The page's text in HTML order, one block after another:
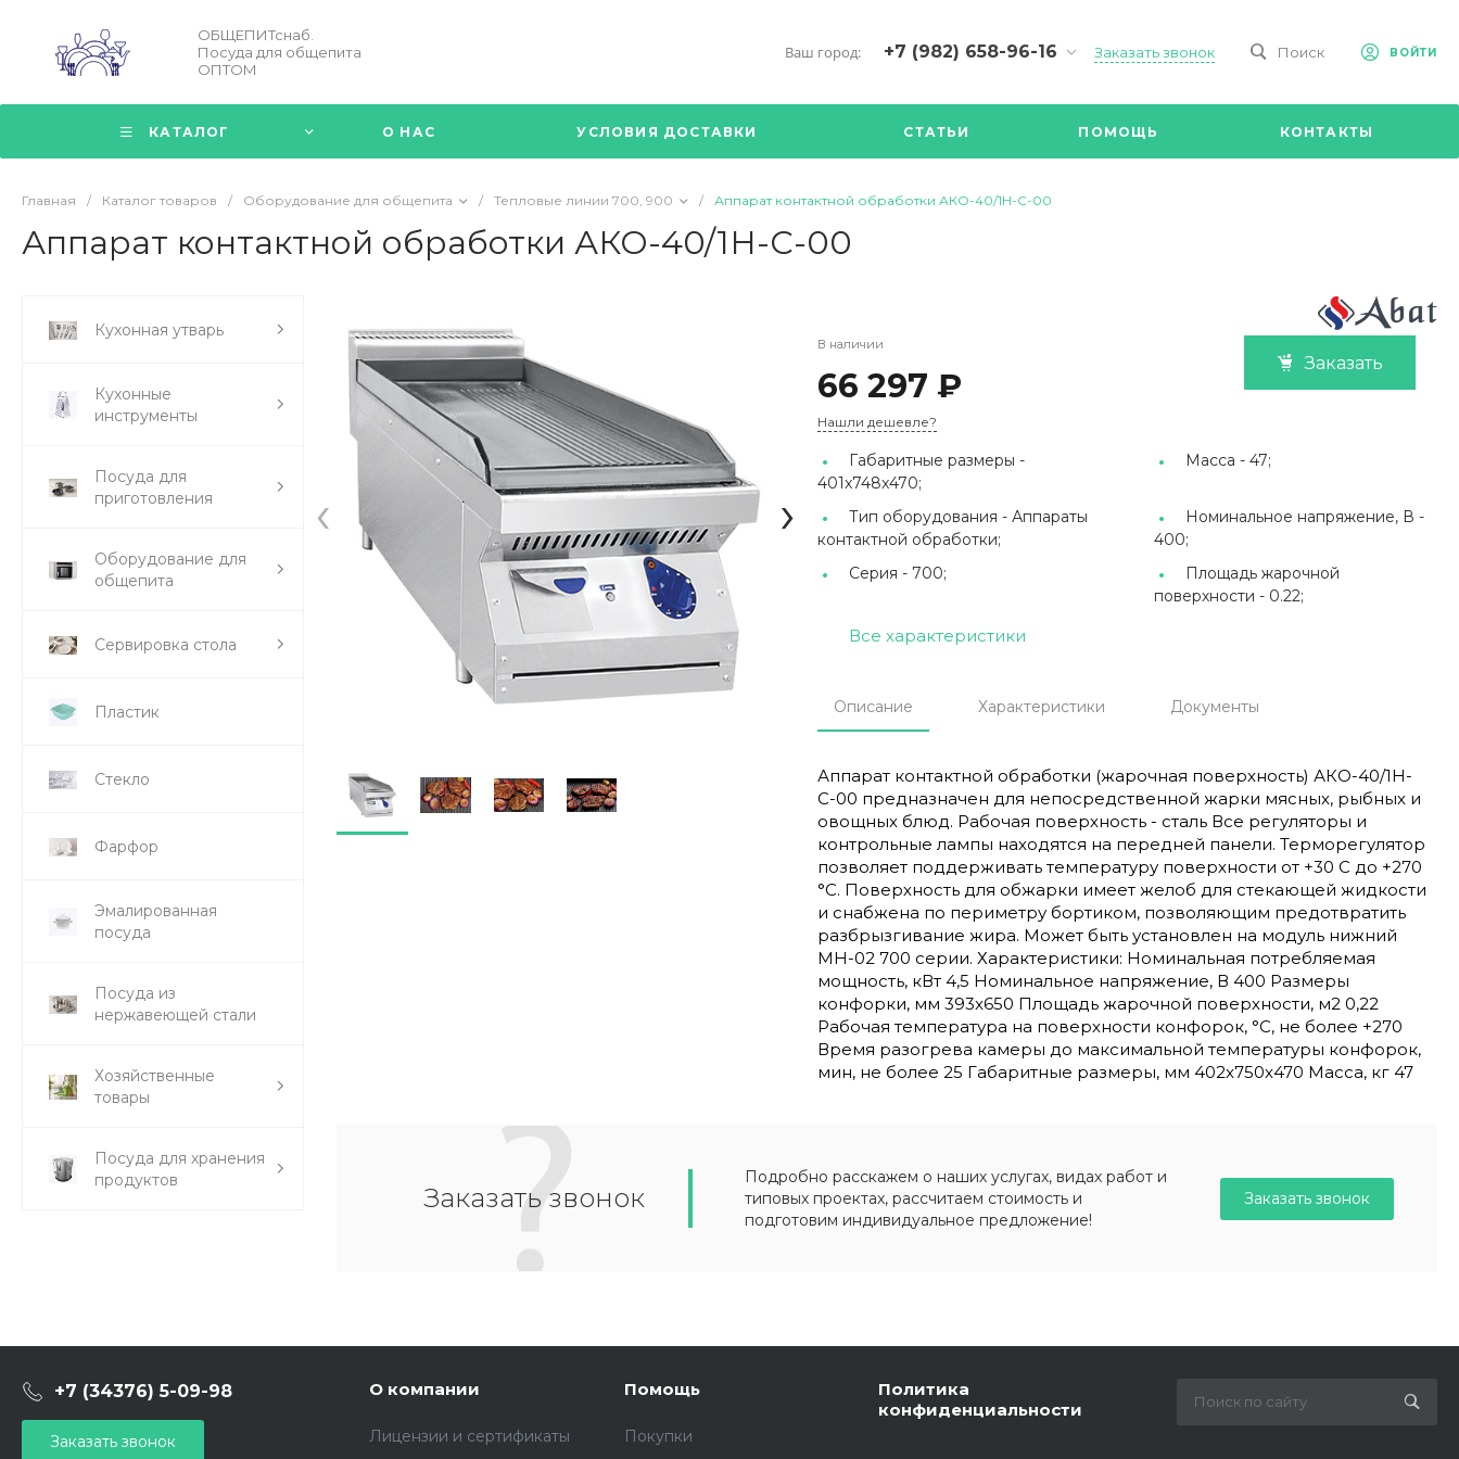
ОБЩЕПИТснаб.
Посуда для общепита
ОПТОМ
Ваш город: +7 (982) 658-96-16
+7 (34376) 5-09-98
г. Богданович,
Кооперативная, д 2/Д.
17.00
Заказать звонок Поиск ВОЙТИ
КАТАЛОГ О НАС УСЛОВИЯ ДОСТАВКИ СТАТЬИ ПОМОЩЬ КОНТАКТЫ
Главная / Каталог товаров / Оборудование для общепита / Тепловые линии 700, 900 / Аппарат контактной обработки АКО-40/1Н-С-00
Аппарат контактной обработки АКО-40/1Н-С-00
Кухонная утварь
Кухонные
инструменты
Посуда для
приготовления
Оборудование для
общепита
Сервировка стола
Пластик
Стекло
Фарфор
Эмалированная
посуда
Посуда из
нержавеющей стали
Хозяйственные
товары
Посуда для хранения
продуктов
‹ ›
В наличии
66 297 ₽
Заказать
Нашли дешевле?
Габаритные размеры -
401x748x470;
Масса -47;
Тип оборудования - Аппараты
контактной обработки;
Номинальное напряжение, В -
400;
Серия - 700;
Площадь жарочной
поверхности - 0.22;
Все характеристики
Описание Характеристики Документы
Аппарат контактной обработки (жарочная поверхность) АКО-40/1Н-
С-00 предназначен для непосредственной жарки мясных, рыбных и
овощных блюд. Рабочая поверхность - сталь Все регуляторы и
контрольные лампы находятся на передней панели. Терморегулятор
позволяет поддерживать температуру поверхности от +30 С до +270
°С. Поверхность для обжарки имеет желоб для стекающей жидкости
и снабжена по периметру бортиком, позволяющим предотвратить
разбрызгивание жира. Может быть установлен на модуль нижний
МН-02 700 серии. Характеристики: Номинальная потребляемая
мощность, кВт 4,5 Номинальное напряжение, В 400 Размеры
конфорки, мм 393x650 Площадь жарочной поверхности, м2 0,22
Рабочая температура на поверхности конфорок, °C, не более +270
Время разогрева камеры до максимальной температуры конфорок,
мин, не более 25 Габаритные размеры, мм 402x750x470 Масса, кг 47
Заказать звонок
Подробно расскажем о наших услугах, видах работ и
типовых проектах, рассчитаем стоимость и
подготовим индивидуальное предложение!
Заказать звонок
+7 (34376) 5-09-98
Заказать звонок
О компании
Лицензии и сертификаты
Помощь
Покупки
Политика
конфиденциальности